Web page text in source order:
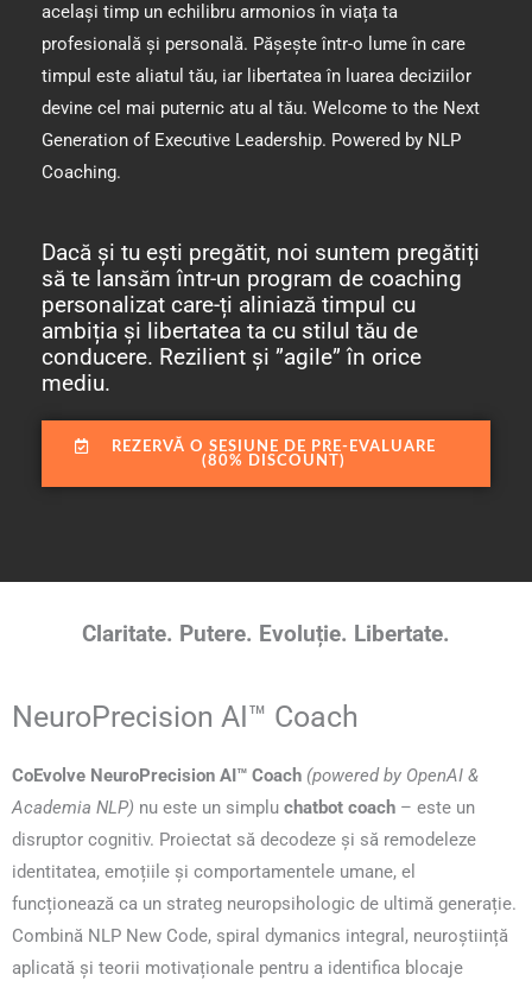
același timp un echilibru armonios în viața ta
profesională și personală. Pășește într-o lume în care
timpul este aliatul tău, iar libertatea în luarea deciziilor
devine cel mai puternic atu al tău. Welcome to the Next
Generation of Executive Leadership. Powered by NLP
Coaching.
Dacă și tu ești pregătit, noi suntem pregătiți
să te lansăm într-un program de coaching
personalizat care-ți aliniază timpul cu
ambiția și libertatea ta cu stilul tău de
conducere. Rezilient și ”agile” în orice
mediu.
REZERVĂ O SESIUNE DE PRE-EVALUARE
(80% DISCOUNT)
Claritate. Putere. Evoluție. Libertate.
NeuroPrecision AI™ Coach
CoEvolve NeuroPrecision AI™ Coach (powered by OpenAI &
Academia NLP) nu este un simplu chatbot coach – este un
disruptor cognitiv. Proiectat să decodeze și să remodeleze
identitatea, emoțiile și comportamentele umane, el
funcționează ca un strateg neuropsihologic de ultimă generație.
Combină NLP New Code, spiral dymanics integral, neuroștiință
aplicată și teorii motivaționale pentru a identifica blocaje